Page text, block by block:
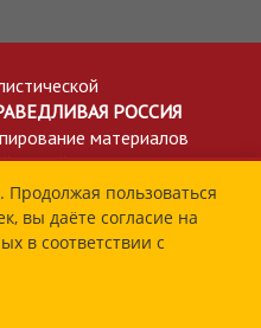
РОССИЯ
материалов
на сайт spravedlivo.ru
персональных
доступны по
4.0 International
пользоваться
вы даёте согласие на
в соответствии с